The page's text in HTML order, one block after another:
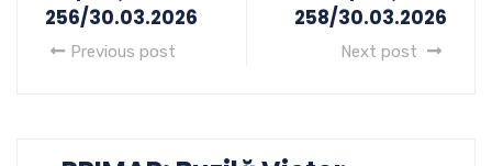
256/30.03.2026
Previous post
258/30.03.2026
Next post